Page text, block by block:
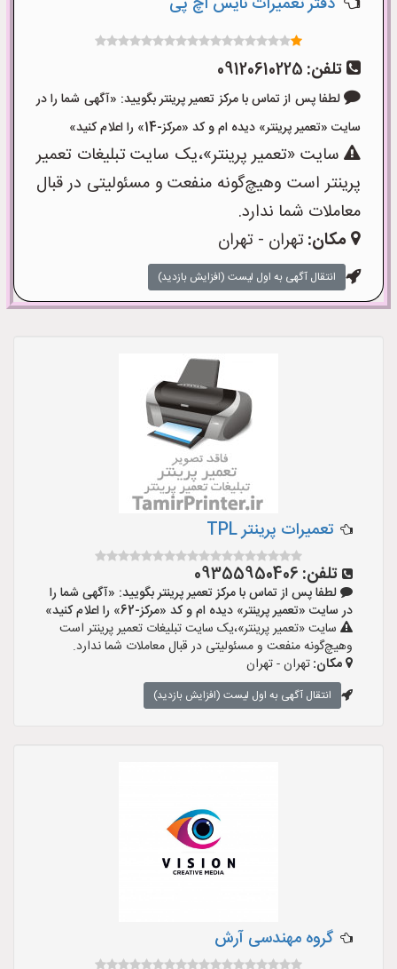
تلفن: 09120610225
لطفا پس از تماس با مرکز تعمیر پرینتر بگویید: «آگهی شما را در
سایت «تعمیر پرینتر» دیده ام و کد «مرکز-14» را اعلام کنید»
سایت «تعمیر پرینتر»،یک سایت تبلیغات تعمیر
پرینتر است وهیچ‌گونه منفعت و مسئولیتی در قبال
معاملات شما ندارد.
مکان:تهران - تهران
انتقال آگهی به اول لیست (افزایش بازدید)
تعمیرات پرینتر TPL
تلفن: 09355950406
لطفا پس از تماس با مرکز تعمیر پرینتر بگویید: «آگهی شما را
در سایت «تعمیر پرینتر» دیده ام و کد «مرکز-62» را اعلام کنید»
سایت «تعمیر پرینتر»،یک سایت تبلیغات تعمیر پرینتر است
وهیچ‌گونه منفعت و مسئولیتی در قبال معاملات شما ندارد.
مکان:تهران - تهران
انتقال آگهی به اول لیست (افزایش بازدید)
گروه مهندسی آرش